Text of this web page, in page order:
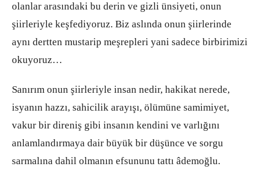
olanlar arasındaki bu derin ve gizli ünsiyeti, onun
şiirleriyle keşfediyoruz. Biz aslında onun şiirlerinde
aynı dertten mustarip meşrepleri yani sadece birbirimizi
okuyoruz…
Sanırım onun şiirleriyle insan nedir, hakikat nerede,
isyanın hazzı, sahicilik arayışı, ölümüne samimiyet,
vakur bir direniş gibi insanın kendini ve varlığını
anlamlandırmaya dair büyük bir düşünce ve sorgu
sarmalına dahil olmanın efsununu tattı âdemoğlu.